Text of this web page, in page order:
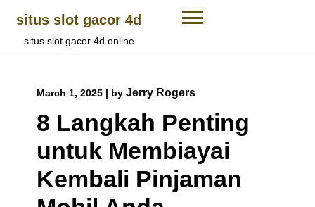
content
situs slot gacor 4d
situs slot gacor 4d online
March 1, 2025 | by Jerry Rogers
8 Langkah Penting
untuk Membiayai
Kembali Pinjaman